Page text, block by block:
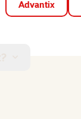
Advantix